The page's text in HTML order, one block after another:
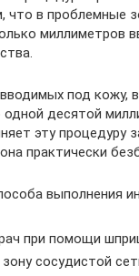
что в проблемные
миллиметров
под кожу,
десятой
эту процедуру
практически
выполнения
при помощи
сосудистой